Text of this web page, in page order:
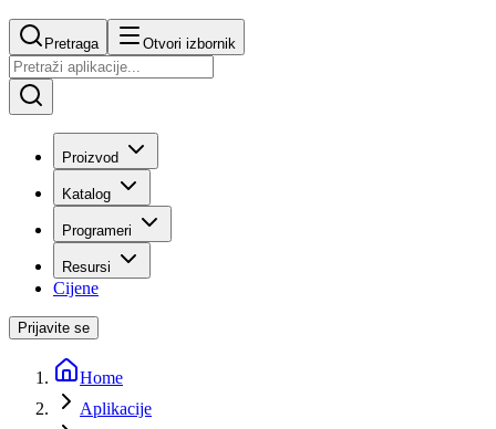
Pretraga Otvori izbornik
Proizvod
Katalog
Programeri
Resursi
Cijene
Prijavite se
Home
Aplikacije